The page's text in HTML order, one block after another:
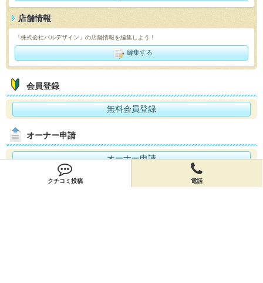
クチコミ投稿 電話
店舗情報
「株式会社パルデザイン」の店舗情報を編集しよう！
編集する
会員登録
無料会員登録
オーナー申請
オーナー申請
閉店申請